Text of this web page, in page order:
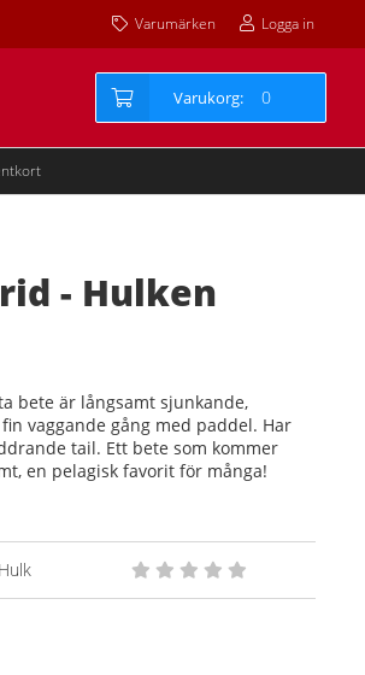
Varumärken Logga in
0
- Hulken
bete är långsamt sjunkande,
vaggande gång med paddel. Har
tail. Ett bete som kommer
en pelagisk favorit för många!